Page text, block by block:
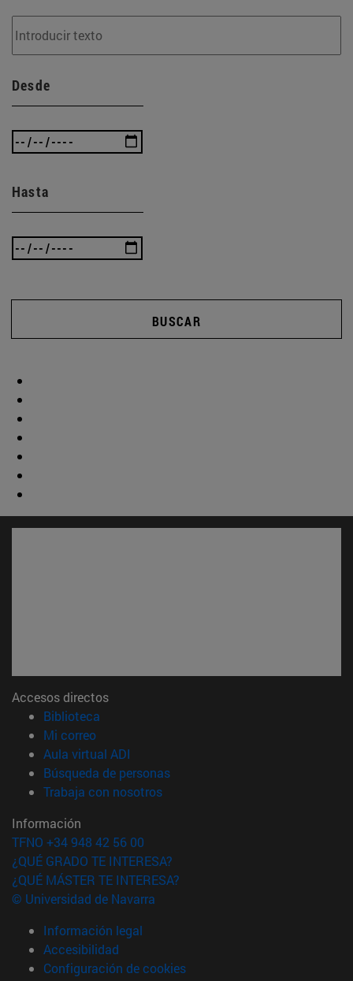
Desde
Hasta
BUSCAR
Accesos directos
Biblioteca
Mi correo(abre en nueva ventana)
Aula virtual ADI
Búsqueda de personas(abre en nueva ventana)
Trabaja con nosotros(abre en nueva ventana)
Información
TFNO +34 948 42 56 00
¿QUÉ GRADO TE INTERESA?
¿QUÉ MÁSTER TE INTERESA?
© Universidad de Navarra
Información legal
Accesibilidad
Configuración de cookies